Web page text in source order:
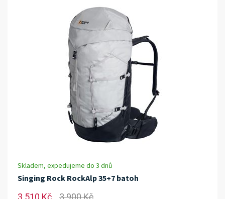
Skladem, expedujeme do 3 dnů
Singing Rock RockAlp 35+7 batoh
3 510 Kč 3 900 Kč